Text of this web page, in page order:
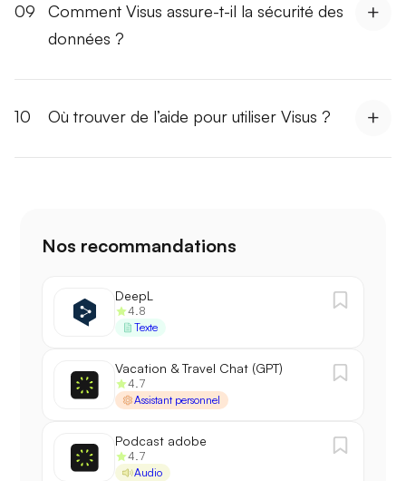
09
Comment Visus assure-t-il la sécurité des
données ?
10 Où trouver de l’aide pour utiliser Visus ?
Nos recommandations
DeepL
4.8
Texte
Vacation & Travel Chat (GPT)
4.7
Assistant personnel
Podcast adobe
4.7
Audio